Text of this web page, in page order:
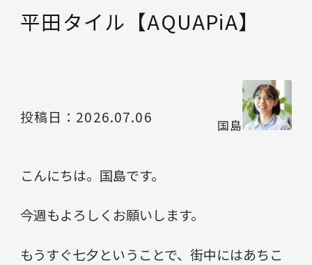
平田タイル【AQUAPiA】
投稿日： 2026.07.06 国島
こんにちは。国島です。
今週もよろしくお願いします。
もうすぐ七夕ということで、街中にはあちこ